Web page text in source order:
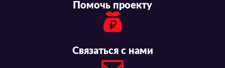
Помочь проекту
Связаться с нами